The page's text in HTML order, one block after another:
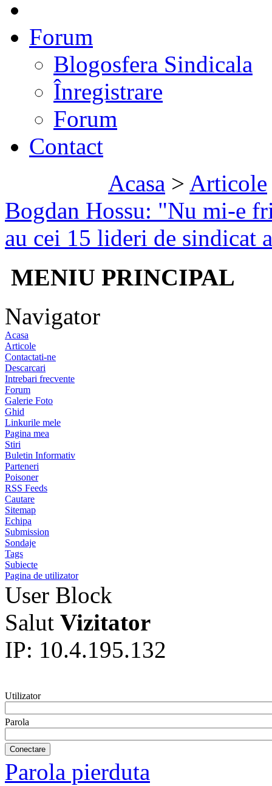
Forum
Blogosfera Sindicala
Înregistrare
Forum
Contact
Acasa > Articole
Bogdan Hossu: "Nu mi-e
au cei 15 lideri de sindicat
MENIU PRINCIPAL
Navigator
Acasa
Articole
Contactati-ne
Descarcari
Intrebari frecvente
Forum
Galerie Foto
Ghid
Linkurile mele
Pagina mea
Stiri
Buletin Informativ
Parteneri
Poisoner
RSS Feeds
Cautare
Sitemap
Echipa
Submission
Sondaje
Tags
Subiecte
Pagina de utilizator
User Block
Salut Vizitator
IP: 10.4.195.132
Utilizator
Parola
Parola pierduta